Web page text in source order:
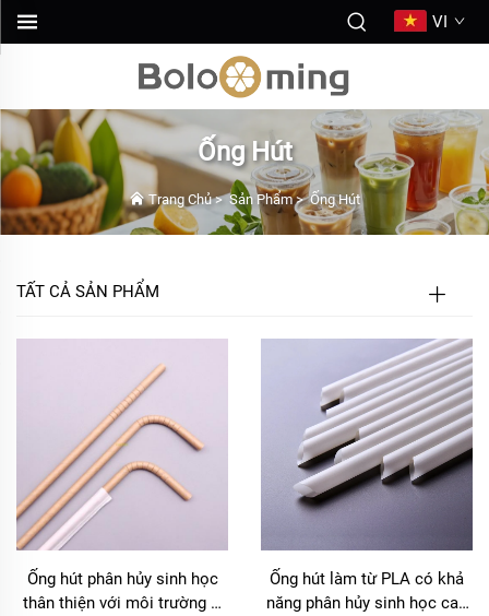
VI
Ống Hút
Trang Chủ>Sản Phẩm>Ống Hút
TẤT CẢ SẢN PHẨM
Ống hút phân hủy sinh học
thân thiện với môi trường –
Ống hút làm từ PLA có khả
năng phân hủy sinh học cao